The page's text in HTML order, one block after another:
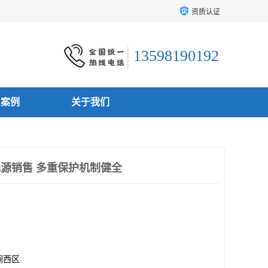
资质认证
13598190192
例 关于我们
销售 多重保护机制健全
西区